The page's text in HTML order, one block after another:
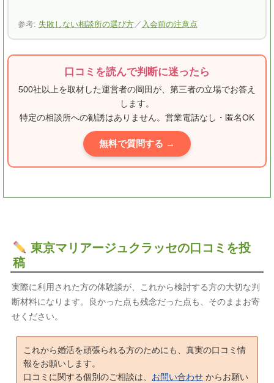
参考: 失敗しない相談所の選び方／ 入会前の注意点
口コミを読んで判断に迷ったら
500社以上を取材した運営者の岡田が、第三者の立場でお答え
します。
特定の相談所への勧誘はありません。営業電話なし・匿名OK
無料で質問する →
東京マリアージュクラッセの口コミを投
稿
実際に利用された方の体験談が、これから検討する方の大切な判
断材料になります。良かった点も残念だった点も、そのままお寄
せください。
これから婚活を頑張られる方のためにも、真実の口コミ情
報をお願いします。
口コミに関する個別のご相談は、 お問い合わせ からお願い